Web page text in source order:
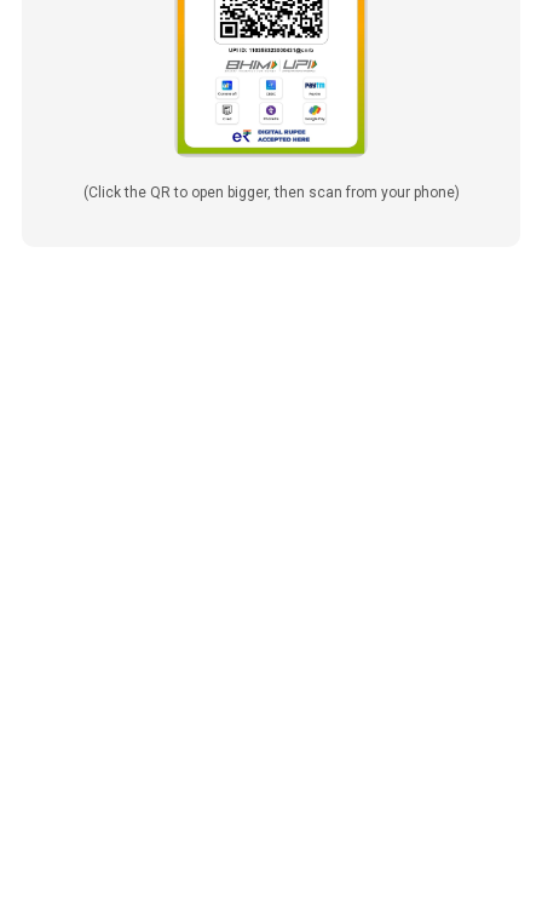
(Click the QR to open bigger, then scan from your phone)